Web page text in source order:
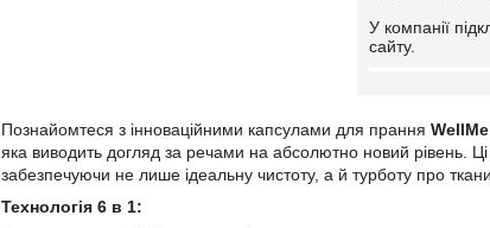
У компанії
сайту.
Познайомтеся з інноваційними капсулами для прання
яка виводить догляд за речами на абсолютно новий рівень.
забезпечуючи не лише ідеальну чистоту, а й турботу про
Технологія 6 в 1: